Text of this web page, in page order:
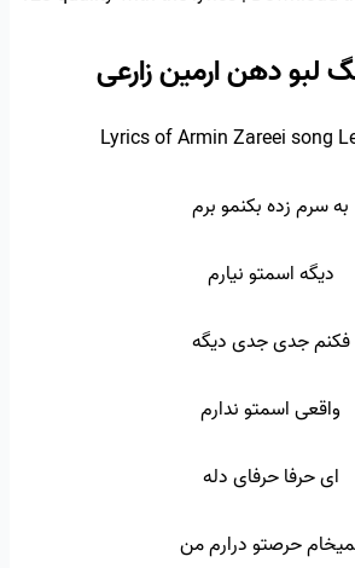
لبو دهن ارمین زارعی
Lyrics of Armin Zareei song
به سرم زده بکنمو برم
دیگه اسمتو نیارم
فکنم جدی جدی دیگه
واقعی اسمتو ندارم
ای حرفا حرفای دله
حرصتو درارم من